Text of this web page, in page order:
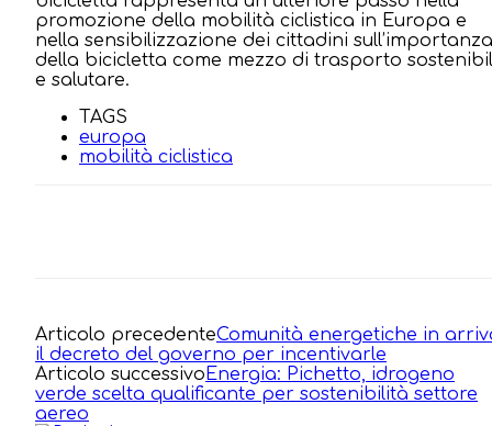
promozione della mobilità ciclistica in Europa e
nella sensibilizzazione dei cittadini sull’importanza
della bicicletta come mezzo di trasporto
e salutare.
TAGS
europa
mobilità ciclistica
Articolo precedenteComunità energetiche in
il decreto del governo per incentivarle
Articolo successivo Energia: Pichetto, idrogeno
verde scelta qualificante per sostenibilità settore
aereo